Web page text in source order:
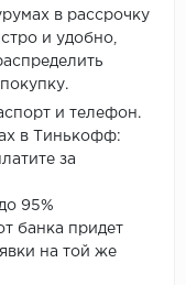
в рассрочку
и удобно,
и телефон.
в Тинькофф:
за
95%
банка придет
на той же